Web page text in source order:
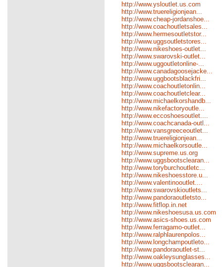
http://www.ysloutlet.us.com
http://www.truereligionjean...
http://www.cheap-jordanshoe...
http://www.coachoutletsales...
http://www.hermesoutletstor...
http://www.uggsoutletstores...
http://www.nikeshoes-outlet...
http://www.swarovski-outlet...
http://www.uggoutletonline-...
http://www.canadagoosejacke...
http://www.uggbootsblackfri...
http://www.coachoutletonlin...
http://www.coachoutletclear...
http://www.michaelkorshandb...
http://www.nikefactoryoutle...
http://www.eccoshoesoutlet....
http://www.coachcanada-outl...
http://www.vansgreeceoutlet...
http://www.truereligionjean...
http://www.michaelkorsoutle...
http://www.supreme.us.org
http://www.uggsbootsclearan...
http://www.toryburchoutletc...
http://www.nikeshoesstore.u...
http://www.valentinooutlet....
http://www.swarovskioutlets...
http://www.pandoraoutletsto...
http://www.fitflop.in.net
http://www.nikeshoesusa.us.com
http://www.asics-shoes.us.com
http://www.ferragamo-outlet...
http://www.ralphlaurenpolos...
http://www.longchampoutleto...
http://www.pandoraoutlet-st...
http://www.oakleysunglasses...
http://www.uggsbootsclearan...